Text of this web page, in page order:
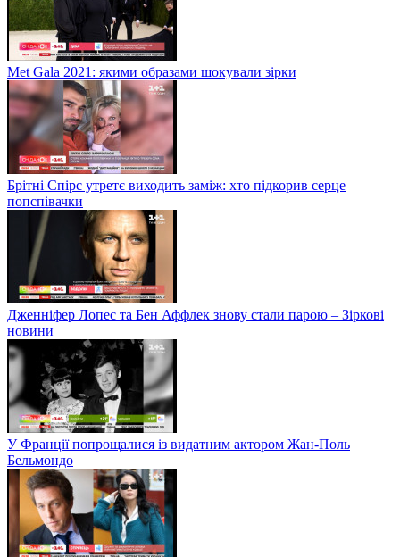
Met Gala 2021: якими образами шокували зірки
Брітні Спірс утретє виходить заміж: хто підкорив серце
попспівачки
Дженніфер Лопес та Бен Аффлек знову стали парою – Зіркові
новини
У Франції попрощалися із видатним актором Жан-Поль
Бельмондо